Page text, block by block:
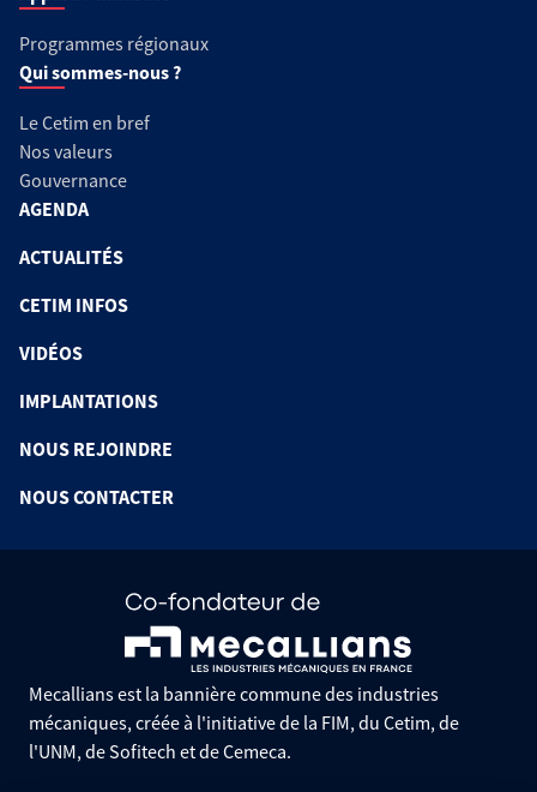
Programmes régionaux
Qui sommes-nous ?
Le Cetim en bref
Nos valeurs
Gouvernance
AGENDA
ACTUALITÉS
CETIM INFOS
VIDÉOS
IMPLANTATIONS
NOUS REJOINDRE
NOUS CONTACTER
Mecallians est la bannière commune des industries
mécaniques, créée à l'initiative de la FIM, du Cetim, de
l'UNM, de Sofitech et de Cemeca.